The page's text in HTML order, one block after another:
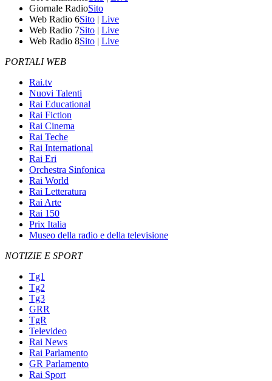
Giornale RadioSito
Web Radio 6Sito | Live
Web Radio 7Sito | Live
Web Radio 8Sito | Live
PORTALI WEB
Rai.tv
Nuovi Talenti
Rai Educational
Rai Fiction
Rai Cinema
Rai Teche
Rai International
Rai Eri
Orchestra Sinfonica
Rai World
Rai Letteratura
Rai Arte
Rai 150
Prix Italia
Museo della radio e della televisione
NOTIZIE E SPORT
Tg1
Tg2
Tg3
GRR
TgR
Televideo
Rai News
Rai Parlamento
GR Parlamento
Rai Sport